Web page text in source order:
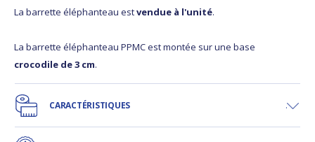
La barrette éléphanteau estvendue à l'unité.
La barrette éléphanteau PPMC est montée sur une base
crocodile de 3 cm.
CARACTÉRISTIQUES